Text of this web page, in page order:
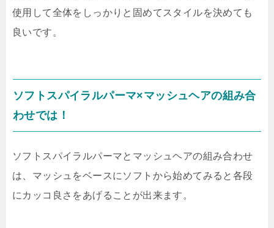
使用して全体をしっかりと固めてスタイルを決めても
良いです。
ソフトスパイラルパーマ×マッシュヘアの組み合
わせでは！
ソフトスパイラルパーマとマッシュヘアの組み合わせ
は、マッシュをベースにソフトから始めてみると各段
にカッコ良さをあげることが出来ます。